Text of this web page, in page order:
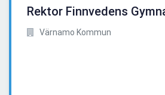
Rektor Finnvedens
Värnamo Kommun